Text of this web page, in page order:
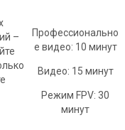
–
Профессионально
е видео: 10 минут
Видео: 15 минут
Режим FPV: 30
минут